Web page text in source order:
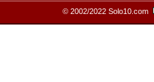
© 2002/2022 Solo10.com